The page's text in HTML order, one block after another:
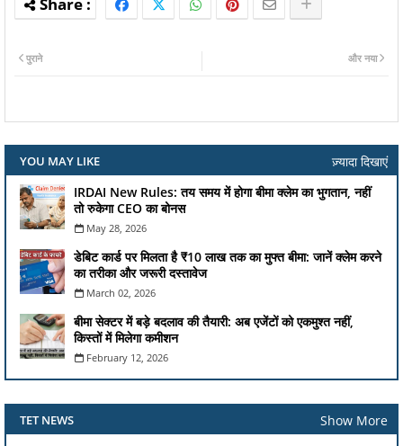
और नया
पुराने
YOU MAY LIKE
ज़्यादा दिखाएं
IRDAI New Rules: तय समय में होगा बीमा क्लेम का भुगतान, नहीं
तो रुकेगा CEO का बोनस
May 28, 2026
डेबिट कार्ड पर मिलता है ₹10 लाख तक का मुफ्त बीमा: जानें क्लेम करने
का तरीका और जरूरी दस्तावेज
March 02, 2026
बीमा सेक्टर में बड़े बदलाव की तैयारी: अब एजेंटों को एकमुश्त नहीं,
किस्तों में मिलेगा कमीशन
February 12, 2026
TET NEWS Show More